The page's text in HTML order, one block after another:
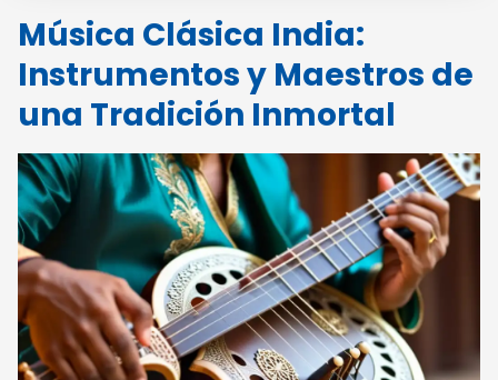
Música Clásica India:
Instrumentos y Maestros de
una Tradición Inmortal